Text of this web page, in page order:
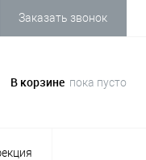
Заказать звонок
В корзине пока пусто